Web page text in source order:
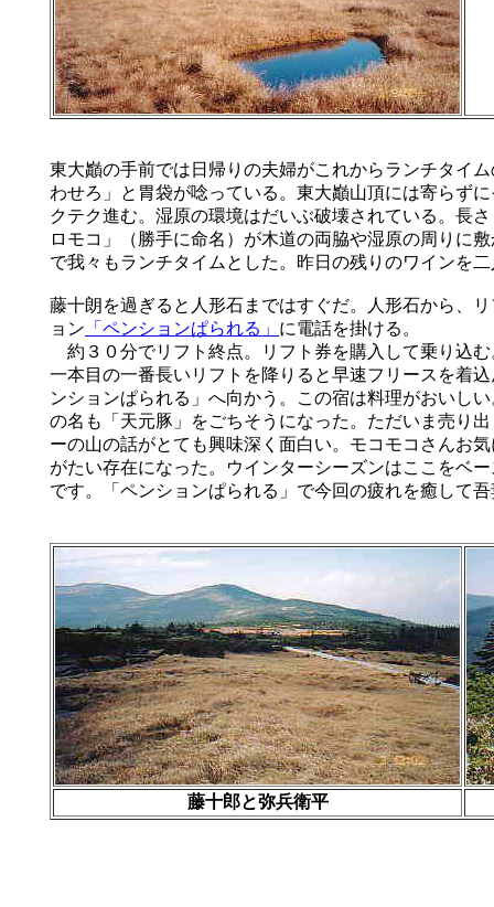
東大巓の手前では日帰りの夫婦がこれからランチタイ
わせろ」と胃袋が唸っている。東大巓山頂には寄らず
クテク進む。湿原の環境はだいぶ破壊されている。長
ロモコ」（勝手に命名）が木道の両脇や湿原の周りに
で我々もランチタイムとした。昨日の残りのワインを
藤十朗を過ぎると人形石まではすぐだ。人形石から、
ョン 「ペンションぱられる」 に電話を掛ける。
約３０分でリフト終点。リフト券を購入して乗り込
一本目の一番長いリフトを降りると早速フリースを着
ンションぱられる」へ向かう。この宿は料理がおいし
の名も「天元豚」をごちそうになった。ただいま売り
ーの山の話がとても興味深く面白い。モコモコさんお
がたい存在になった。ウインターシーズンはここをベ
です。「ペンションぱられる」で今回の疲れを癒して
藤十郎と弥兵衛平